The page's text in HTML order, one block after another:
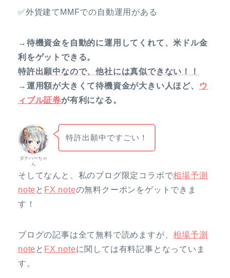
✅外貨建てMMFでの自動運用がある
→待機資金を自動的に運用してくれて、米ドル金
利をゲットできる。
特許出願中なので、他社には真似できない！！
→運用額が大きくて待機資金が大きい人ほど、
ウ
ィブル証券が有利になる。
ダナハーちゃ
ん
特許出願中ですごい！
そしてなんと、私のブログ限定コラボで相場予測
note と FX noteの無料クーポンをゲットできま
す！
ブログの記事は全て無料で読めますが、相場予測
note と FX noteに関しては有料記事となっていま
す。